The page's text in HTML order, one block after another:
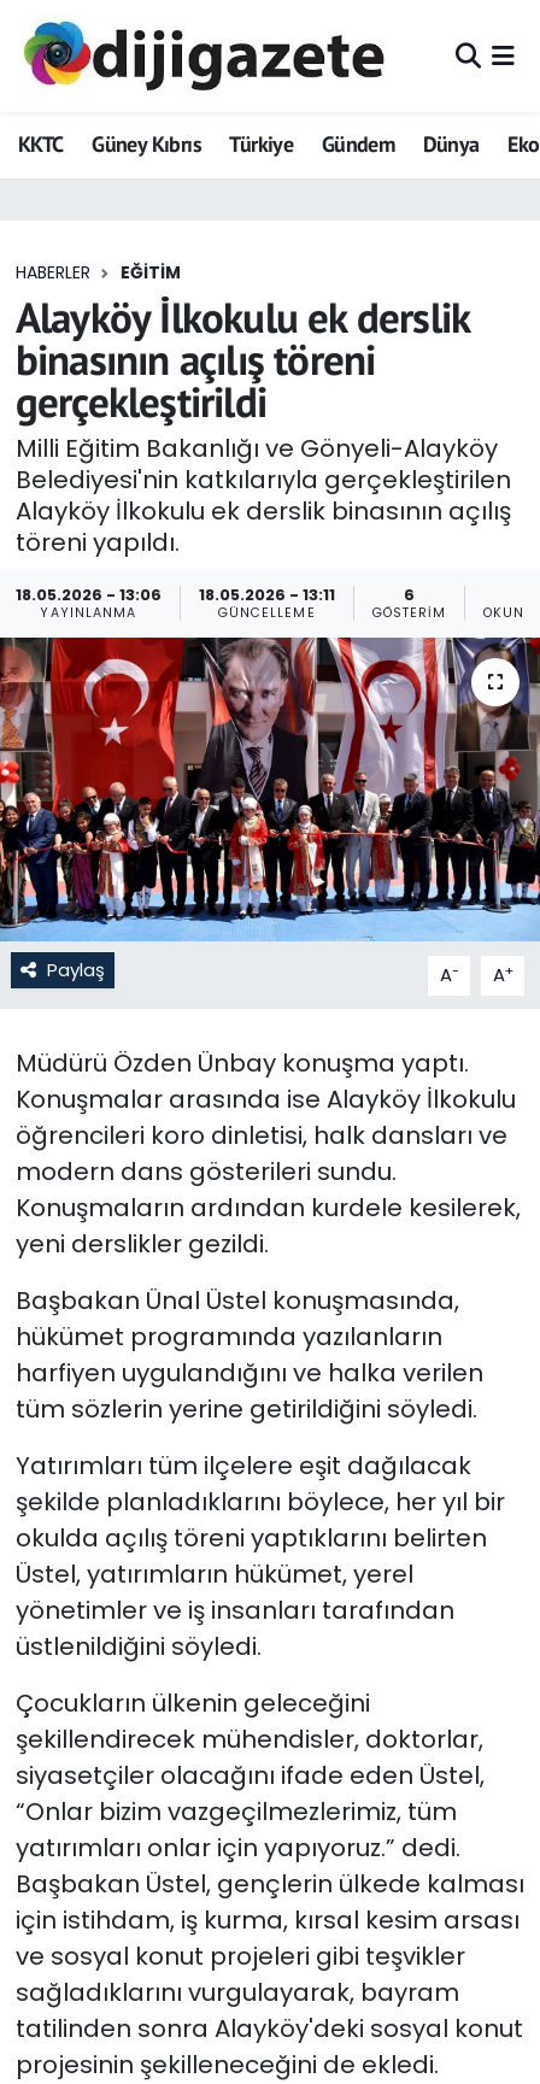
KKTC Güney Kıbrıs Türkiye Gündem Dünya
HABERLER EĞITIM
Alayköy İlkokulu ek derslik
binasının açılış töreni
gerçekleştirildi
Milli Eğitim Bakanlığı ve Gönyeli-Alayköy
Belediyesi'nin katkılarıyla gerçekleştirilen
Alayköy İlkokulu ek derslik binasının açılış
töreni yapıldı.
18.05.2026 - 13:06
YAYINLANMA
18.05.2026 - 13:11
GÜNCELLEME
6
GÖSTERIM
Paylaş A- A+
Müdürü Özden Ünbay konuşma yaptı.
Konuşmalar arasında ise Alayköy İlkokulu
öğrencileri koro dinletisi, halk dansları ve
modern dans gösterileri sundu.
Konuşmaların ardından kurdele kesilerek,
yeni derslikler gezildi.
Başbakan Ünal Üstel konuşmasında,
hükümet programında yazılanların
harfiyen uygulandığını ve halka verilen
tüm sözlerin yerine getirildiğini söyledi.
Yatırımları tüm ilçelere eşit dağılacak
şekilde planladıklarını böylece, her yıl bir
okulda açılış töreni yaptıklarını belirten
Üstel, yatırımların hükümet, yerel
yönetimler ve iş insanları tarafından
üstlenildiğini söyledi.
Çocukların ülkenin geleceğini
şekillendirecek mühendisler, doktorlar,
siyasetçiler olacağını ifade eden Üstel,
“Onlar bizim vazgeçilmezlerimiz, tüm
yatırımları onlar için yapıyoruz.” dedi.
Başbakan Üstel, gençlerin ülkede kalması
için istihdam, iş kurma, kırsal kesim arsası
ve sosyal konut projeleri gibi teşvikler
sağladıklarını vurgulayarak, bayram
tatilinden sonra Alayköy'deki sosyal konut
projesinin şekilleneceğini de ekledi.
ADVERTORIAL
Dijigazete
Eğitim
Ekonomi
Foto Galeri
GEZİ
Güncel
Gündem
KKTC
KKTC YEREL SEÇİM 2018
Kültür Sanat
Magazin
Moda
Nöbetçi Eczaneler
Politika
SAĞLIK
Spor
Teknoloji
TÜRKiYE
Video Galeri
Yazarlar
Hava Durumu
Trafik Durumu
Tüm Manşetler
Son Dakika Haberleri
Haber Arşivi